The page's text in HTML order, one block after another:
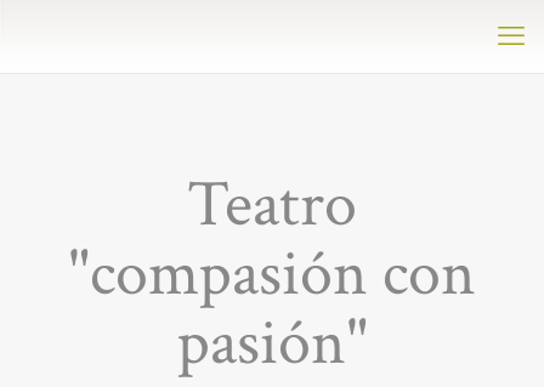
Teatro
"compasión con
pasión"